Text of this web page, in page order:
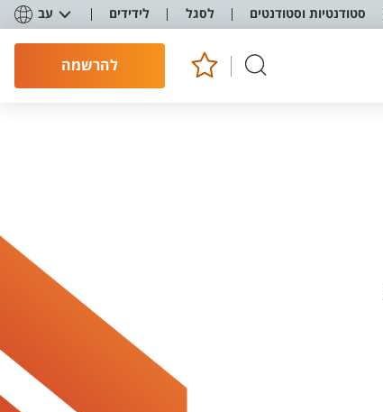
סטודנטיות וסטודנטים לסגל לידידים עב
להרשמה